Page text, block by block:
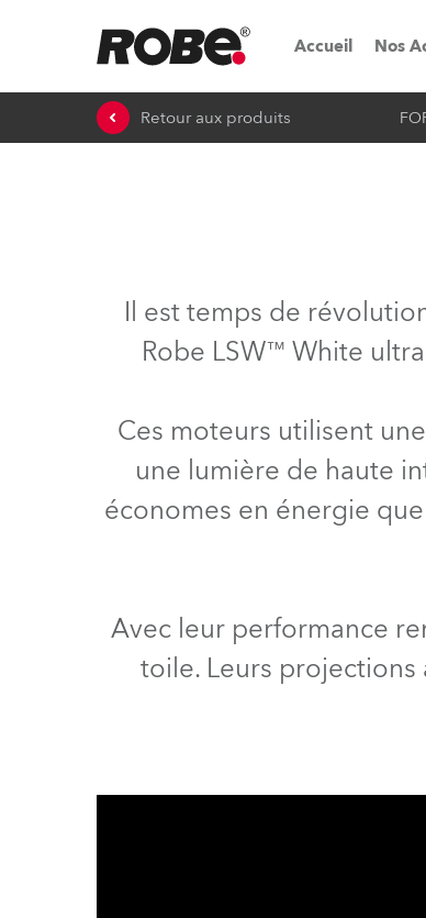
Accueil Nos
Retour aux produits
Il est temps de
Robe LSW™ White
Ces moteurs utilisent
une lumière de haute
économes en énergie
Avec leur performance
toile. Leurs